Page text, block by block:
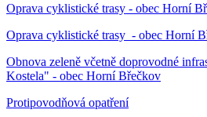
Oprava cyklistické trasy - obec Horní
Oprava cyklistické trasy - obec Horní
Obnova zeleně včetně doprovodné
Kostela" - obec Horní Břečkov
Protipovodňová opatření